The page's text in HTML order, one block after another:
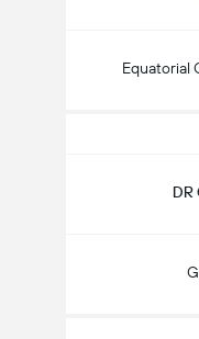
Equatorial
DR